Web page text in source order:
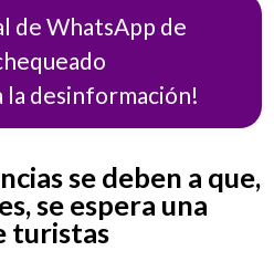
de WhatsApp de
desinformación!
se deben a que,
se espera una
turistas